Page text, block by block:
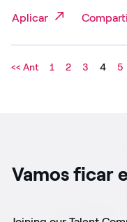
Aplicar
<< Ant 1 2 3 4 5
Vamos ficar